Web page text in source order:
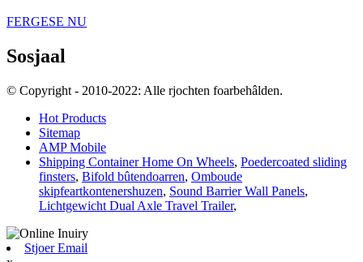
FERGESE NU
Sosjaal
© Copyright - 2010-2022: Alle rjochten foarbehâlden.
Hot Products
Sitemap
AMP Mobile
Shipping Container Home On Wheels, Poedercoated sliding
finsters, Bifold bûtendoarren, Omboude
skipfeartkontenershuzen, Sound Barrier Wall Panels,
Lichtgewicht Dual Axle Travel Trailer,
Stjoer Email